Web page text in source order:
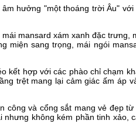
hưởng "một thoáng trời Âu"
mansard xám xanh đặc trưng,
miện sang trọng, mái ngói
kết hợp với các phào chỉ chạm
trệt mang lại cảm giác ấm áp
công và cổng sắt mang vẻ đẹp
không kém phần tinh xảo,